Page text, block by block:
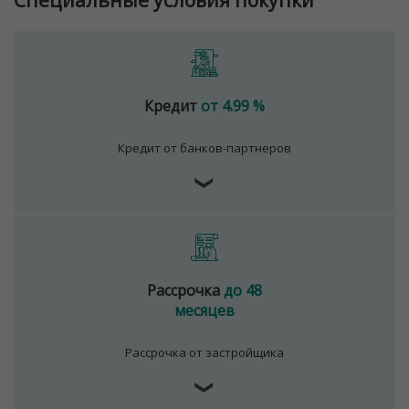
Кредит от 4.99 %
Кредит от банков-партнеров
❯
Рассрочкадо 48
месяцев
Рассрочка от застройщика
❯